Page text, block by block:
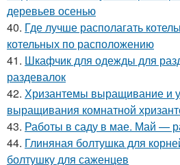
деревьев осенью
40. Где лучше располагать
котельных по расположению
41. Шкафчик для одежды для
раздевалок
42. Хризантемы выращивание и
выращивания комнатной
43. Работы в саду в мае. Май —
44. Глиняная болтушка для
болтушку для саженцев